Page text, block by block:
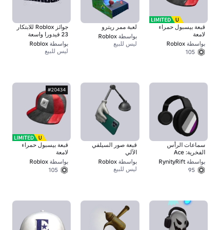
جوائز Roblox للابتكار
23 فيدورا واسعة
الحافة
بواسطة Roblox
ليس للبيع
لعبة ممر ريترو
بواسطة Roblox
ليس للبيع
قبعة بيسبول حمراء
لامعة
بواسطة Roblox
105
#20434
قبعة بيسبول حمراء
لامعة
بواسطة Roblox
105
قبعة صور السيلفي
الآلي
بواسطة Roblox
ليس للبيع
سماعات الرأس
الفخرية: Ace
بواسطة RynityRift
95